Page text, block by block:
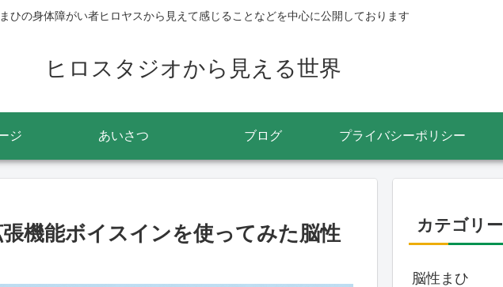
ひの身体障がい者ヒロヤスから見えて感じることなどを中心に公開しております
ヒロスタジオから見える世界
ジ あいさつ ブログ プライバシーポリシー
機能ボイスインを使ってみた脳性
カテゴリー
脳性まひ